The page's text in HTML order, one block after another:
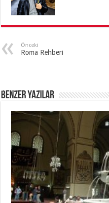
Önceki
Roma Rehberi
Benzer Yazılar